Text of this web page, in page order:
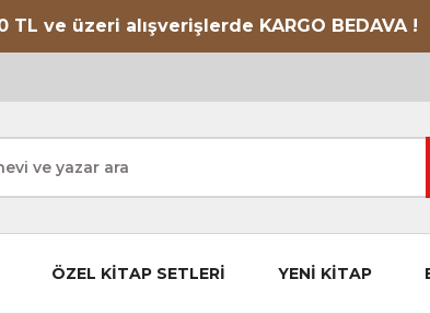
TL ve üzeri alışverişlerde KARGO BEDAVA !
ÖZEL KİTAP SETLERİ YENİ KİTAP